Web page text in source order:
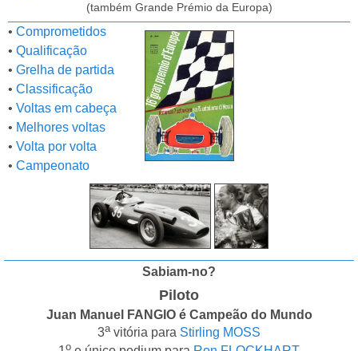
(também Grande Prémio da Europa)
• Comprometidos
• Qualificação
• Grelha de partida
• Classificação
• Voltas em cabeça
• Melhores voltas
• Volta por volta
• Campeonato
Sabiam-no?
Piloto
Juan Manuel FANGIO é Campeão do Mundo
3avitória para Stirling MOSS
o